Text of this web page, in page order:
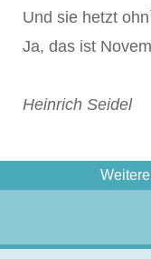
Und sie hetzt
Ja, das ist
Heinrich Seidel